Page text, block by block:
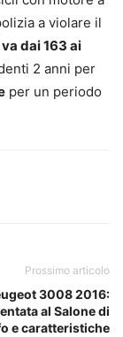
a violare il
dai 163 ai
2 anni per
per un periodo
Prossimo articolo
3008 2016:
al Salone di
e caratteristiche